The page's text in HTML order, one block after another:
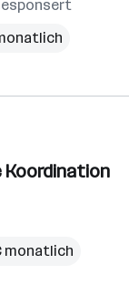
Koordination
monatlich